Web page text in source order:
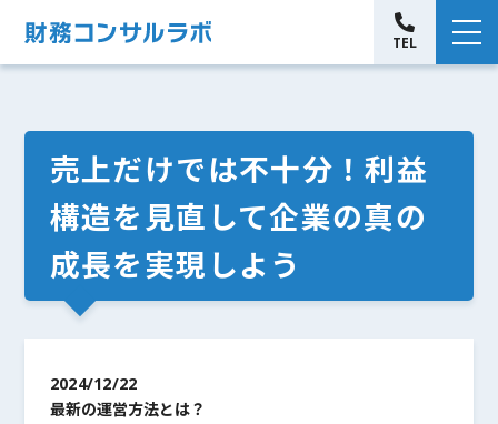
TEL
売上だけでは不十分！利益
構造を見直して企業の真の
成長を実現しよう
2024/12/22
最新の運営方法とは？